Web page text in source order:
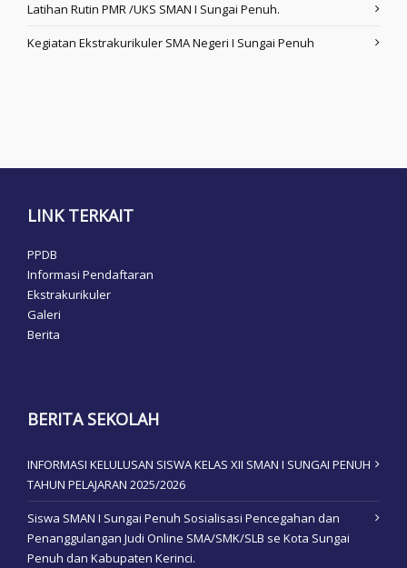
Latihan Rutin PMR /UKS SMAN I Sungai Penuh.
Kegiatan Ekstrakurikuler SMA Negeri I Sungai Penuh
LINK TERKAIT
PPDB
Informasi Pendaftaran
Ekstrakurikuler
Galeri
Berita
BERITA SEKOLAH
INFORMASI KELULUSAN SISWA KELAS XII SMAN I SUNGAI PENUH
TAHUN PELAJARAN 2025/2026
Siswa SMAN I Sungai Penuh Sosialisasi Pencegahan dan
Penanggulangan Judi Online SMA/SMK/SLB se Kota Sungai
Penuh dan Kabupaten Kerinci.